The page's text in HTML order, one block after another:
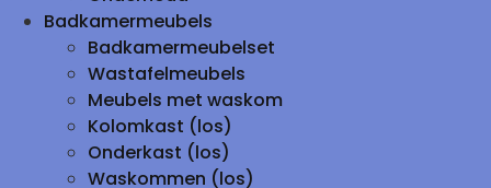
Badkamermeubels
Badkamermeubelset
Wastafelmeubels
Meubels met waskom
Kolomkast (los)
Onderkast (los)
Waskommen (los)